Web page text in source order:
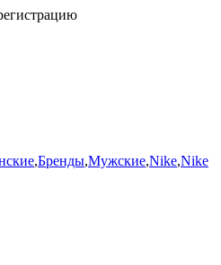
,Бренды,Мужские,Nike,Nike